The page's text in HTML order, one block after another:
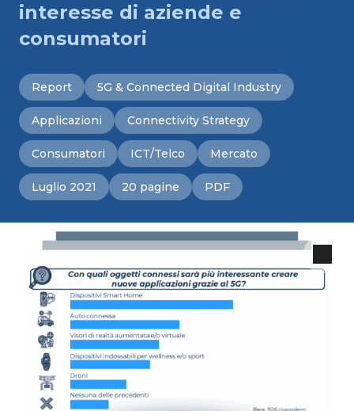
interesse di aziende e
consumatori
Report 5G & Connected Digital Industry
Applicazioni Connectivity Strategy
Consumatori ICT/Telco Mercato
Luglio 2021 20 pagine PDF